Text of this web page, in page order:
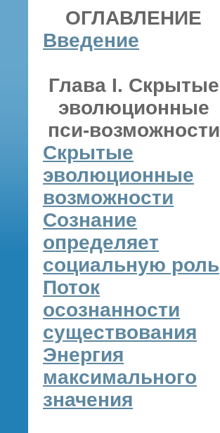
ОГЛАВЛЕНИЕ
Введение
Глава I. Скрытые
эволюционные
пси-возможности
Скрытые
эволюционные
возможности
Сознание
определяет
социальную роль
Поток
осознанности
существования
Энергия
максимального
значения